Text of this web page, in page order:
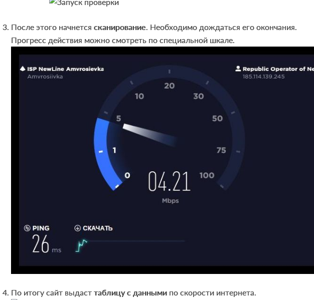
После этого начнется сканирование. Необходимо дождаться его окончания.
Прогресс действия можно смотреть по специальной шкале.
По итогу сайт выдасттаблицу с данными по скорости интернета.